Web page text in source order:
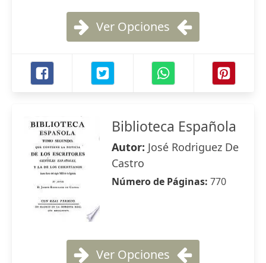
Ver Opciones
Biblioteca Española
Autor: José Rodriguez De
Castro
Número de Páginas: 770
Ver Opciones